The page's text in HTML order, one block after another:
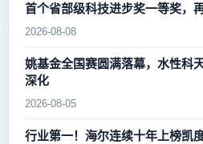
首个省部级科技进步奖一等奖，
新高峰
2026-08-08
姚基金全国赛圆满落幕，水性科
深化
2026-08-05
行业第一！海尔连续十年上榜凯